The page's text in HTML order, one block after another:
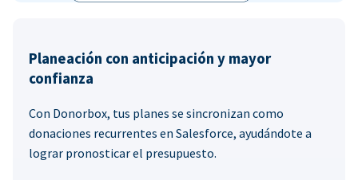
Planeación con anticipación y mayor
confianza
Con Donorbox, tus planes se sincronizan como
donaciones recurrentes en Salesforce, ayudándote a
lograr pronosticar el presupuesto.